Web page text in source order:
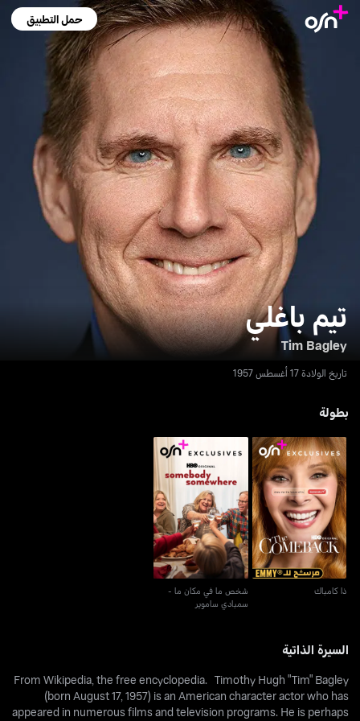
حمل التطبيق
تيم باغلي
Tim Bagley
تاريخ الولادة 17 أغسطس 1957
بطولة
ذا كامباك
ذا كامباك
شخص ما في مكان ما -
سمبادي ساموير
شخص ما في مكان ما -
سمبادي ساموير
السيرة الذاتية
​From Wikipedia, the free encyclopedia. Timothy Hugh "Tim" Bagley
(born August 17, 1957) is an American character actor who has
appeared in numerous films and television programs. He is perhaps